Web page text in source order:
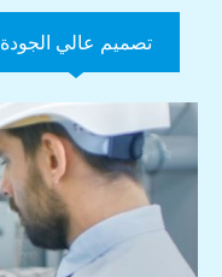
تصميم عالي الجودة